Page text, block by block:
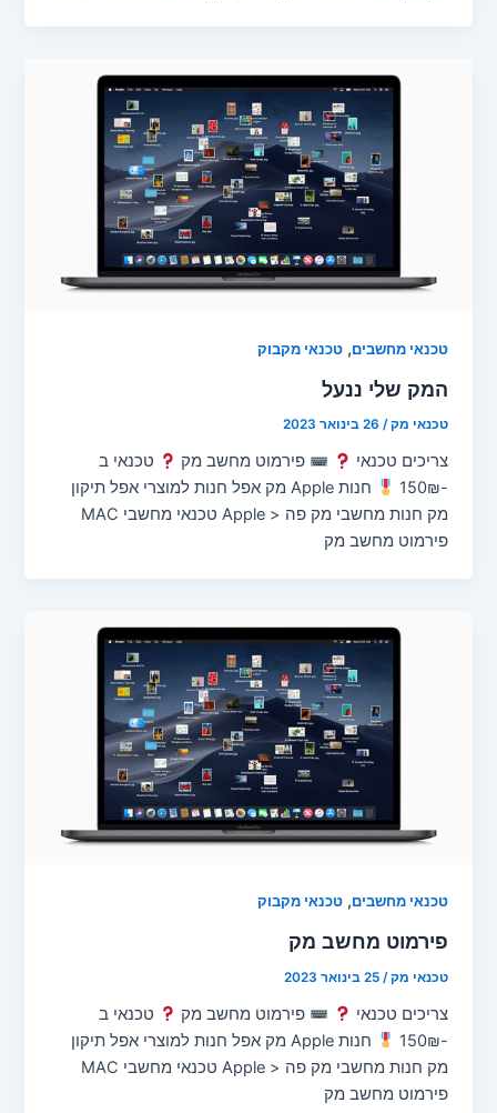
טכנאי מחשבים,טכנאי מקבוק
המק שלי ננעל
טכנאי מק/ 26 בינואר 2023
צריכים טכנאי פירמוט מחשב מק
טכנאי ב
-150₪
חנות Apple מק אפל חנות למוצרי אפל תיקון
מק חנות מחשבי מק פה < Apple טכנאי מחשבי MAC
פירמוט מחשב מק
טכנאי מחשבים,טכנאי מקבוק
פירמוט מחשב מק
טכנאי מק/25 בינואר 2023
צריכים טכנאי פירמוט מחשב מק
טכנאי ב
-150₪
חנות Apple מק אפל חנות למוצרי אפל תיקון
מק חנות מחשבי מק פה < Apple טכנאי מחשבי MAC
פירמוט מחשב מק